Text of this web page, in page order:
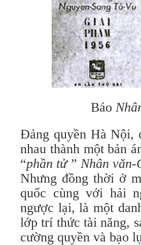
Báo
Đảng quyền Hà Nội,
nhau thành một bản
“phần tử”Nhân văn-
Nhưng đồng thời ở
quốc cùng với hải
ngược lại, là một
lớp trí thức tài năng,
cường quyền và bạo